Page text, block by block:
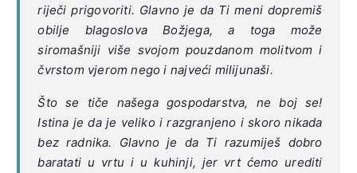
riječi prigovoriti. Glavno je da Ti meni dopremiš
obilje blagoslova Božjega, a toga može
siromašniji više svojom pouzdanom molitvom i
čvrstom vjerom nego i najveći milijunaši.
Što se tiče našega gospodarstva, ne boj se!
Istina je da je veliko i razgranjeno i skoro nikada
bez radnika. Glavno je da Ti razumiješ dobro
baratati u vrtu i u kuhinji, jer vrt ćemo urediti